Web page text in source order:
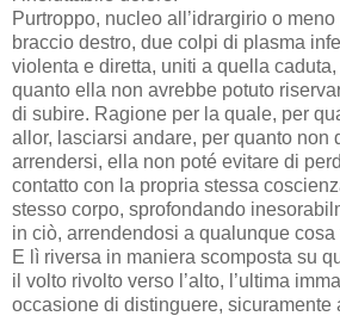
Purtroppo, nucleo all’idrargirio o
braccio destro, due colpi di plasma
violenta e diretta, uniti a quella
quanto ella non avrebbe potuto
di subire. Ragione per la quale, per
allor, lasciarsi andare, per quanto non
arrendersi, ella non poté evitare di
contatto con la propria stessa
stesso corpo, sprofondando
in ciò, arrendendosi a qualunque
E lì riversa in maniera scomposta su
il volto rivolto verso l’alto, l’ultima
occasione di distinguere, sicuramente